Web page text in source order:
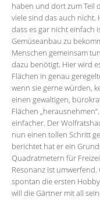
haben und dort zum Teil
viele sind das auch nicht.
dass es gar nicht einfach
Gemüseanbau zu
Menschen gemeinsam
dazu benötigt. Hier wird
Flächen in genau
wenn sie gerne würden,
einen gewaltigen,
Flächen
einfacher. Der
nun einen tollen Schritt
berichtet hat er ein
Quadratmetern für
Resonanz ist
spontan die ersten
will die Gärtner mit all